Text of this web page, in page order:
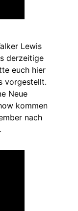
Lewis
derzeitige
euch hier
vorgestellt.
Neue
kommen
nach